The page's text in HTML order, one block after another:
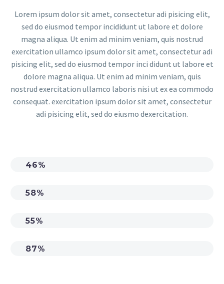
Lorem ipsum dolor sit amet, consectetur adi pisicing elit,
sed do eiusmod tempor incididunt ut labore et dolore
magna aliqua. Ut enim ad minim veniam, quis nostrud
exercitation ullamco ipsum dolor sit amet, consectetur adi
pisicing elit, sed do eiusmod tempor inci didunt ut labore et
dolore magna aliqua. Ut enim ad minim veniam, quis
nostrud exercitation ullamco laboris nisi ut ex ea commodo
consequat. exercitation ipsum dolor sit amet, consectetur
adi pisicing elit, sed do eiusmo dexercitation.
46%
58%
55%
87%